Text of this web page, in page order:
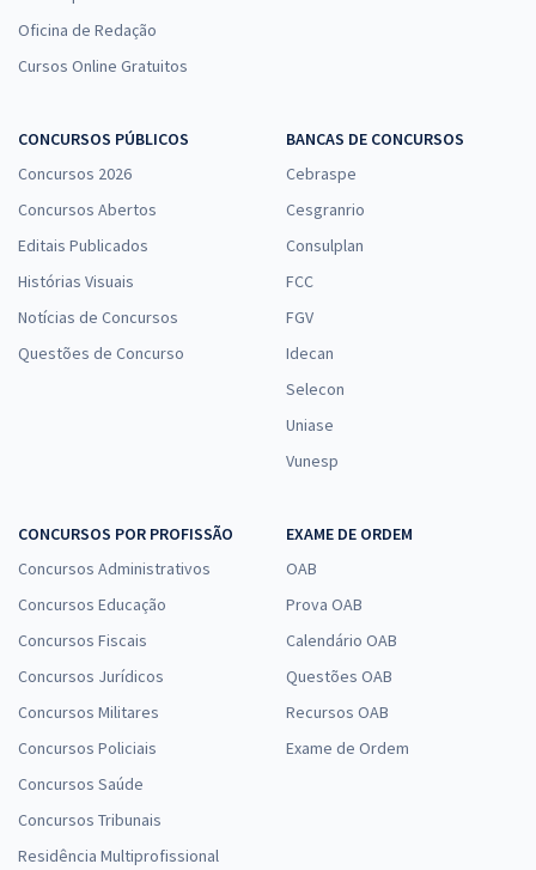
TRF 1ª Região - Tribunal Regional Federal da 1ª Região -
Analista Judiciário - Área Judiciária
R$ 632,64 à vista
R$ 52,72
Comprar
Conhecimentos Específicos para o Cargo 23: Analista
Judiciário - Área: Judiciária - Sem Especialidade
R$ 319,92 à vista
R$ 26,66
Comprar
TRF 5ª Região - Tribunal Regional Federal da 5ª Região -
Analista Judiciário - Área Judiciária (Sem Especialidade)
Oficina de Redação
Cursos Online Gratuitos
CONCURSOS PÚBLICOS
Concursos 2026
Concursos Abertos
Editais Publicados
Histórias Visuais
Notícias de Concursos
Questões de Concurso
BANCAS DE CONCURSOS
Cebraspe
Cesgranrio
Consulplan
FCC
FGV
Idecan
Selecon
Uniase
Vunesp
CONCURSOS POR PROFISSÃO
Concursos Administrativos
Concursos Educação
Concursos Fiscais
Concursos Jurídicos
Concursos Militares
Concursos Policiais
Concursos Saúde
Concursos Tribunais
Residência Multiprofissional
EXAME DE ORDEM
OAB
Prova OAB
Calendário OAB
Questões OAB
Recursos OAB
Exame de Ordem